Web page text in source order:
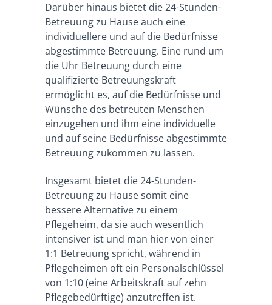
Darüber hinaus bietet die 24-Stunden-
Betreuung zu Hause auch eine
individuellere und auf die Bedürfnisse
abgestimmte Betreuung. Eine rund um
die Uhr Betreuung durch eine
qualifizierte Betreuungskraft
ermöglicht es, auf die Bedürfnisse und
Wünsche des betreuten Menschen
einzugehen und ihm eine individuelle
und auf seine Bedürfnisse abgestimmte
Betreuung zukommen zu lassen.
Insgesamt bietet die 24-Stunden-
Betreuung zu Hause somit eine
bessere Alternative zu einem
Pflegeheim, da sie auch wesentlich
intensiver ist und man hier von einer
1:1 Betreuung spricht, während in
Pflegeheimen oft ein Personalschlüssel
von 1:10 (eine Arbeitskraft auf zehn
Pflegebedürftige) anzutreffen ist.